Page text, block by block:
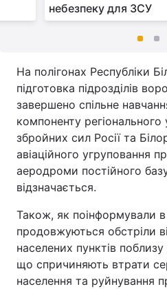
небезпеку для ЗСУ
На полігонах Республіки
підготовка підрозділів
завершено спільне
компоненту регіонального
збройних сил Росії та
авіаційного угруповання
аеродроми постійного
відзначається.
Також, як поінформували в
продовжуються обстріли
населених пунктів
що спричиняють втрати
населення та руйнування